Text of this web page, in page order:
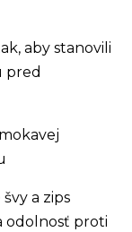
aby stanovili
pred
a zips
odolnosť proti